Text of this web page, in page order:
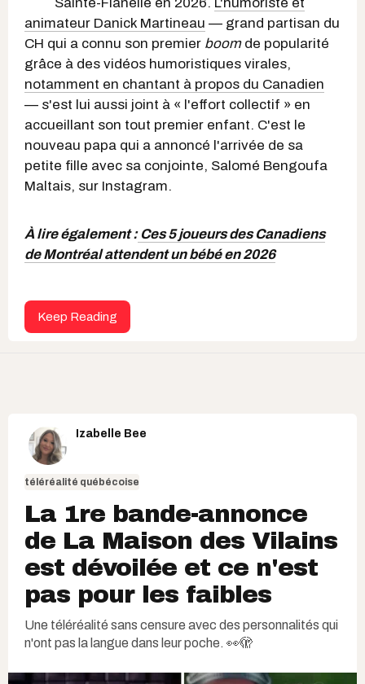
animateur Danick Martineau — grand partisan du
CH qui a connu son premier boomde popularité
grâce à des vidéos humoristiques virales,
notamment en chantant à propos du Canadien
— s'est lui aussi joint à « l'effort collectif » en
accueillant son tout premier enfant. C'est le
nouveau papa qui a annoncé l'arrivée de sa
petite fille avec sa conjointe, Salomé Bengoufa
Maltais, sur Instagram.
À lire également :Ces 5 joueurs des Canadiens
de Montréal attendent un bébé en 2026
Keep Reading
Izabelle Bee
téléréalité québécoise
La 1re bande-annonce
de La Maison des Vilains
est dévoilée et ce n'est
pas pour les faibles
Une téléréalité sans censure avec des personnalités qui
n'ont pas la langue dans leur poche. 👀🫣